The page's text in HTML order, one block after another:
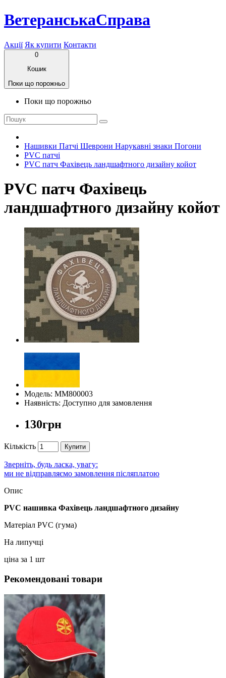
ВетеранськаСправа
Акції Як купити Контакти
0
Кошик
Поки що порожньо
Поки що порожньо
Нашивки Патчі Шеврони Нарукавні знаки Погони
PVC патчі
PVC патч Фахівець ландшафтного дизайну койот
PVC патч Фахівець
ландшафтного дизайну койот
Модель: ММ800003
Наявність: Доступно для замовлення
130грн
Кількість Купити
Зверніть, будь ласка, увагу:
ми не відправляємо замовлення післяплатою
Опис
PVC нашивка Фахівець ландшафтного дизайну
Матеріал PVC (гума)
На липучці
ціна за 1 шт
Рекомендовані товари